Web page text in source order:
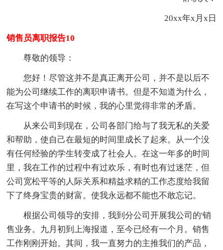
20xx年x月x日
销售员离职报告10
尊敬的领导：
您好！尽管这并不是真正离开公司，并不是以后不
能为公司继续工作的离职申请书。但是不知道为什么，
在写这个申请书的时候，我的心里觉得非常的矛盾。
从来公司到现在，公司各部门给与了我无私的关爱
和帮助，使自己在最短的时间里成长了起来。从一个没
有任何经验的学生转变成了社会人。在这一年多的时间
里，我在工作的过程中有过欢乐，有时也有过迷茫，但
公司宽松平等的人际关系和精益求精的工作态度给我留
下了终身宝贵的财富。使我永远都不能也不敢忘记。
根据公司领导的安排，我到分公司开展我公司的'销
售业务。九月初到上海报道，至今已经有一个月。销售
工作刚刚开始。其间，我一直努力的主推我们的产品，